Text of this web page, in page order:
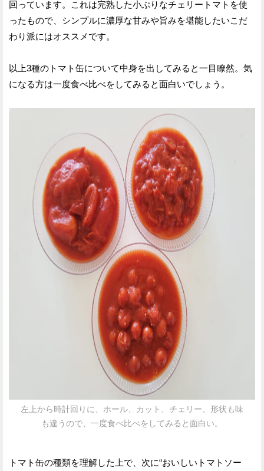
回っています。これは完熟した小ぶりなチェリートマトを使
ったもので、シンプルに濃厚な甘みや旨みを堪能したいこだ
わり派にはオススメです。
以上3種のトマト缶について中身を出してみると一目瞭然。気
になる方は一度食べ比べをしてみると面白いでしょう。
左上から時計回りに、ホール、カット、チェリー。形状も味
も違うので、一度食べ比べをしてみると面白い。
トマト缶の種類を理解した上で、次に“おいしいトマトソー